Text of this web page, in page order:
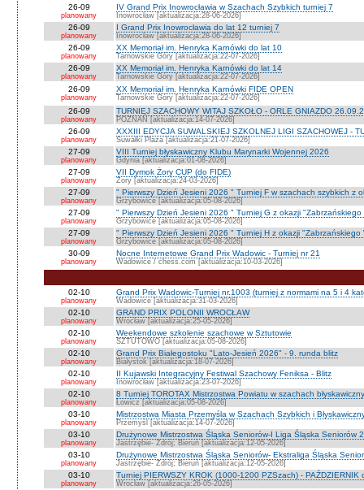
26-09
planowany
IV Grand Prix Inowrocławia w Szachach Szybkich turniej 7
Inowrocław [aktualizacja:28-06-2026]
26-09
planowany
I Grand Prix Inowrocławia do lat 12 turniej 7
Inowrocław [aktualizacja:28-06-2026]
26-09
planowany
XX Memoriał im. Henryka Karnówki do lat 10
Tarnowskie Góry [aktualizacja:22-07-2026]
26-09
planowany
XX Memoriał im. Henryka Karnówki do lat 14
Tarnowskie Góry [aktualizacja:22-07-2026]
26-09
planowany
XX Memoriał im. Henryka Karnówki FIDE OPEN
Tarnowskie Góry [aktualizacja:22-07-2026]
26-09
planowany
TURNIEJ SZACHOWY WITAJ SZKOŁO - ORLE GNIAZDO
POZNAŃ [aktualizacja:14-07-2026]
26-09
planowany
XXXIII EDYCJA SUWALSKIEJ SZKOLNEJ LIGI SZACHOWEJ -
Suwałki Plaza [aktualizacja:21-07-2026]
27-09
planowany
VIII Turniej błyskawiczny Klubu Marynarki Wojennej 2026
Gdynia [aktualizacja:01-08-2026]
27-09
planowany
VII Dymok Żory CUP (do FIDE)
Żory [aktualizacja:24-03-2026]
27-09
planowany
" Pierwszy Dzień Jesieni 2026 " Turniej F w szachach szybkich z
Grzybowice [aktualizacja:05-08-2026]
27-09
planowany
" Pierwszy Dzień Jesieni 2026 " Turniej G z okazji "Zabrzańskiego
Grzybowice [aktualizacja:05-08-2026]
27-09
planowany
" Pierwszy Dzień Jesieni 2026 " Turniej H z okazji "Zabrzańskiego
Grzybowice [aktualizacja:05-08-2026]
30-09
planowany
Nocne Internetowe Grand Prix Wadowic - Turniej nr 21
Wadowice / chess.com [aktualizacja:10-03-2026]
02-10
planowany
Grand Prix Wadowic-Turniej nr.1003 (turniej z normami na 5 i 4
Wadowice [aktualizacja:31-03-2026]
02-10
planowany
GRAND PRIX POLONII WROCŁAW
Wrocław [aktualizacja:25-05-2026]
02-10
planowany
Weekendowe szkolenie szachowe w Sztutowie
SZTUTOWO [aktualizacja:05-08-2026]
02-10
planowany
Grand Prix Białegostoku "Lato-Jesień 2026" - 9. runda blitz
Białystok [aktualizacja:18-07-2026]
02-10
planowany
II Kujawski Integracyjny Festiwal Szachowy Feniksa - Blitz
Inowrocław [aktualizacja:23-07-2026]
02-10
planowany
8 Turniej TOROTAX Mistrzostwa Powiatu w szachach
Łowicz [aktualizacja:05-08-2026]
03-10
planowany
Mistrzostwa Miasta Przemyśla w Szachach Szybkich i
Przemyśl [aktualizacja:14-07-2026]
03-10
planowany
Drużynowe Mistrzostwa Śląska Seniorów-I Liga Śląska Seniorów
Jastrzębie- Zdrój; Bieruń [aktualizacja:12-05-2026]
03-10
planowany
Drużynowe Mistrzostwa Śląska Seniorów- Ekstraliga Śląska
Jastrzębie- Zdrój; Bieruń [aktualizacja:12-05-2026]
03-10
planowany
Turniej PIERWSZY KROK (1000-1200 PZSzach) - PAŹDZIERNIK
Wrocław [aktualizacja:26-05-2026]